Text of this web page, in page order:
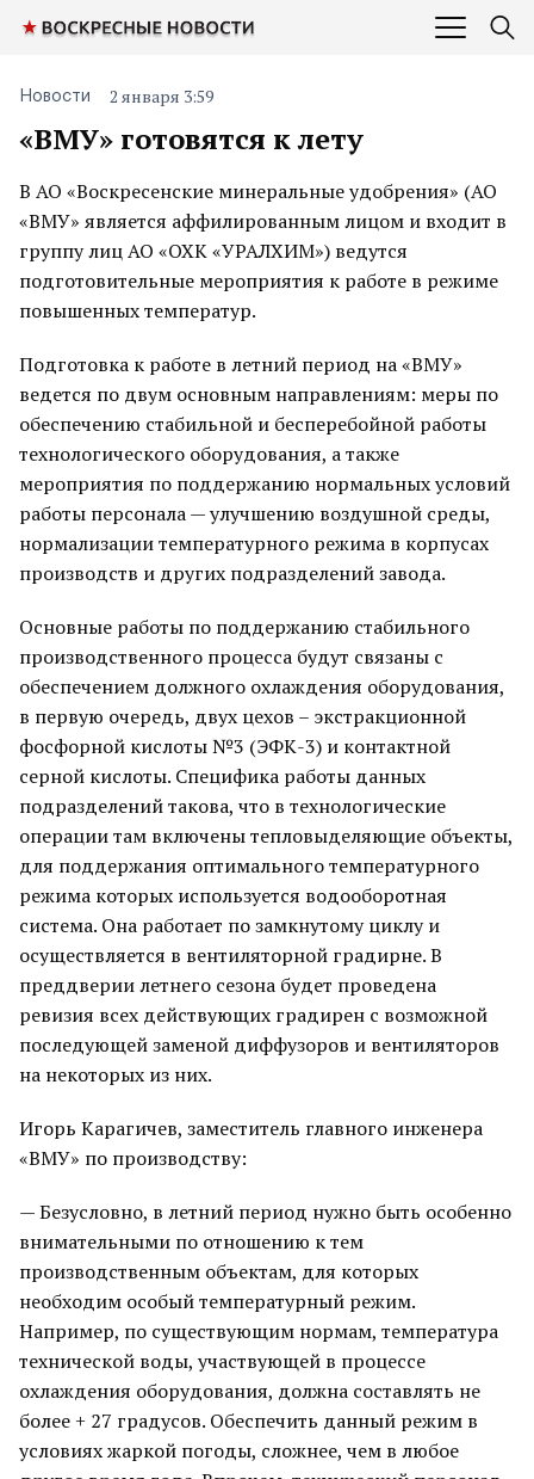
«ВМУ» готовятся к лету
Новости 2 января 3:59
В АО «Воскресенские минеральные удобрения» (АО
«ВМУ» является аффилированным лицом и входит в
группу лиц АО «ОХК «УРАЛХИМ») ведутся
подготовительные мероприятия к работе в режиме
повышенных температур.
Подготовка к работе в летний период на «ВМУ»
ведется по двум основным направлениям: меры по
обеспечению стабильной и бесперебойной работы
технологического оборудования, а также
мероприятия по поддержанию нормальных условий
работы персонала — улучшению воздушной среды,
нормализации температурного режима в корпусах
производств и других подразделений завода.
Основные работы по поддержанию стабильного
производственного процесса будут связаны с
обеспечением должного охлаждения оборудования,
в первую очередь, двух цехов – экстракционной
фосфорной кислоты №3 (ЭФК-3) и контактной
серной кислоты. Специфика работы данных
подразделений такова, что в технологические
операции там включены тепловыделяющие объекты,
для поддержания оптимального температурного
режима которых используется водооборотная
система. Она работает по замкнутому циклу и
осуществляется в вентиляторной градирне. В
преддверии летнего сезона будет проведена
ревизия всех действующих градирен с возможной
последующей заменой диффузоров и вентиляторов
на некоторых из них.
Игорь Карагичев, заместитель главного инженера
«ВМУ» по производству:
— Безусловно, в летний период нужно быть особенно
внимательными по отношению к тем
производственным объектам, для которых
необходим особый температурный режим.
Например, по существующим нормам, температура
технической воды, участвующей в процессе
охлаждения оборудования, должна составлять не
более + 27 градусов. Обеспечить данный режим в
условиях жаркой погоды, сложнее, чем в любое